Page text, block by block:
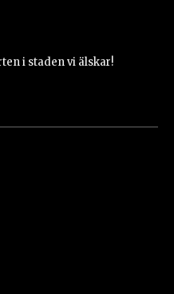
i staden vi älskar!